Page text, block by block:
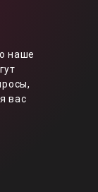
наше
вас